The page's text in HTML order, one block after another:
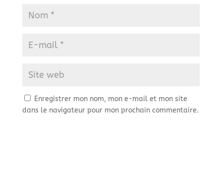
Enregistrer mon nom, mon e-mail et mon site
dans le navigateur pour mon prochain commentaire.